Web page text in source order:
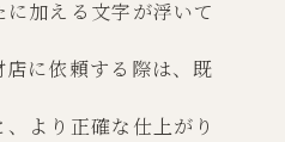
加える文字が浮いて
に依頼する際は、既
より正確な仕上がり